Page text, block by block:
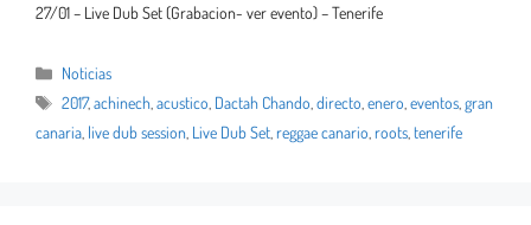
27/01 – Live Dub Set (Grabacion- ver evento) – Tenerife
Noticias
2017,achinech,acustico, Dactah Chando,directo,enero,eventos,gran
canaria, live dub session, Live Dub Set,reggae canario,roots,tenerife